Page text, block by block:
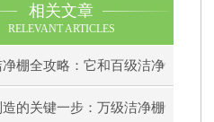
相关文章
RELEVANT ARTICLES
棚全攻略：它和百级洁净
什么区别？
的关键一步：万级洁净棚